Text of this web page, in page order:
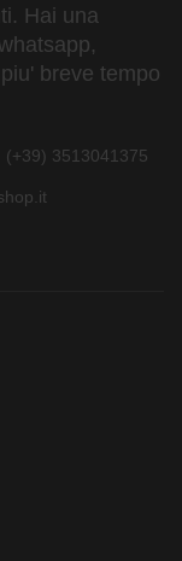
Hai una
breve tempo
(+39) 3513041375